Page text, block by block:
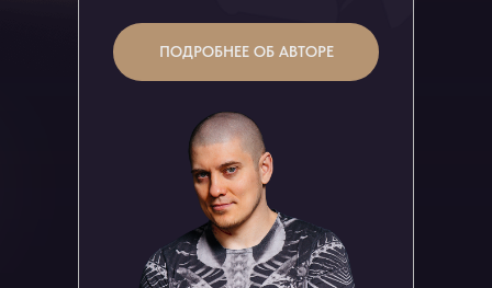
ПОДРОБНЕЕ ОБ АВТОРЕ